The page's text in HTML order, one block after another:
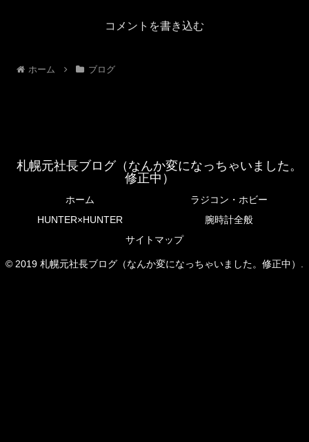
コメントを書き込む
ホーム ブログ
札幌元社長ブログ（なんか変になっちゃいました。
修正中）
ホーム
ラジコン・ホビー
HUNTER×HUNTER
腕時計全般
サイトマップ
© 2019 札幌元社長ブログ（なんか変になっちゃいました。修正中）.